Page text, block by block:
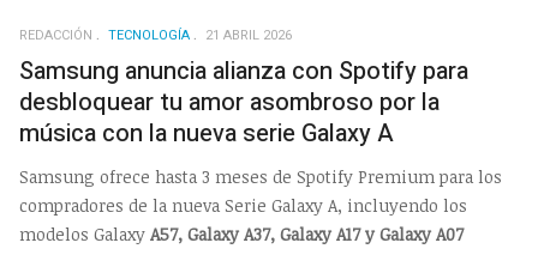
REDACCIÓN TECNOLOGÍA 21 ABRIL 2026
Samsung anuncia alianza con Spotify para
desbloquear tu amor asombroso por la
música con la nueva serie Galaxy A
Samsung ofrece hasta 3 meses de Spotify Premium para los
compradores de la nueva Serie Galaxy A, incluyendo los
modelos Galaxy A57, Galaxy A37, Galaxy A17 y Galaxy A07